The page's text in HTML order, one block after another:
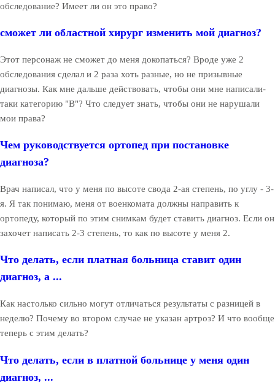
обследование? Имеет ли он это право?
сможет ли областной хирург изменить мой диагноз?
Этот персонаж не сможет до меня докопаться? Вроде уже 2
обследования сделал и 2 раза хоть разные, но не призывные
диагнозы. Как мне дальше действовать, чтобы они мне написали-
таки категорию "В"? Что следует знать, чтобы они не нарушали
мои права?
Чем руководствуется ортопед при постановке
диагноза?
Врач написал, что у меня по высоте свода 2-ая степень, по углу - 3-
я. Я так понимаю, меня от военкомата должны направить к
ортопеду, который по этим снимкам будет ставить диагноз. Если он
захочет написать 2-3 степень, то как по высоте у меня 2.
Что делать, если платная больница ставит один
диагноз, а ...
Как настолько сильно могут отличаться результаты с разницей в
неделю? Почему во втором случае не указан артроз? И что вообще
теперь с этим делать?
Что делать, если в платной больнице у меня один
диагноз, ...